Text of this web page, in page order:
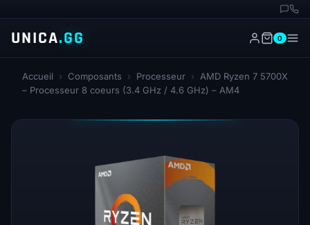
UNICA.GG 0
Accueil › Composants › Processeur ›
AMD Ryzen 7 5700X
– Processeur 8 coeurs (3.4 GHz / 4.6 GHz) – AM4